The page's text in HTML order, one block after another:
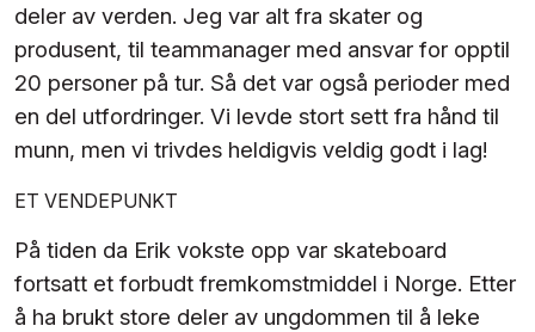
deler av verden. Jeg var alt fra skater og
produsent, til teammanager med ansvar for opptil
20 personer på tur. Så det var også perioder med
en del utfordringer. Vi levde stort sett fra hånd til
munn, men vi trivdes heldigvis veldig godt i lag!
ET VENDEPUNKT
På tiden da Erik vokste opp var skateboard
fortsatt et forbudt fremkomstmiddel i Norge. Etter
å ha brukt store deler av ungdommen til å leke